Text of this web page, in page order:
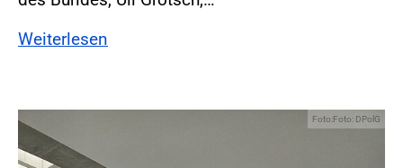
Weiterlesen
Foto:Foto: DPolG